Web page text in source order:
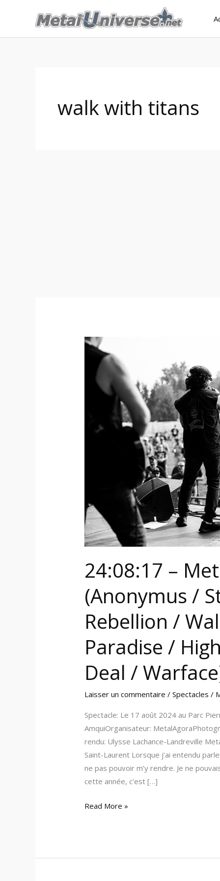
walk with titans
24:08:17 –
(Anonymus /
Rebellion /
Paradise /
Deal /
Laisser un commentaire /Spectacles /
Spectacle: Le 17 août 2024 au Parc
AmquiOrganisateur:
rendu: Ulysse Lachance-Landreville
Saint-Laurent Lorsque j’ai entendu
ne pas pouvoir m’y rendre. Je ne
cette année, c’est […]
24:08:17
MetalAgora
2024
(Anonymus
Stadaconé
Walk
With
Titans
/
/
Voltage
Seal
Deal
Warface)
Read More »